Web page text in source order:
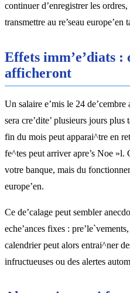
continuer d’enregistrer les
transmettre au re’seau
Effets imm’e’diats :
afficheront
Un salaire e’mis le 24
sera cre’dite’ plusieurs jours
fin du mois peut apparai^tre en
fe^tes peut arriver apre’s Noe »l.
votre banque, mais du
europe’en.
Ce de’calage peut sembler
eche’ances fixes :
calendrier peut alors entrai^ner
infructueuses ou des alertes